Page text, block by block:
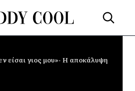
είσαι γιος μου»- Η αποκάλυψη